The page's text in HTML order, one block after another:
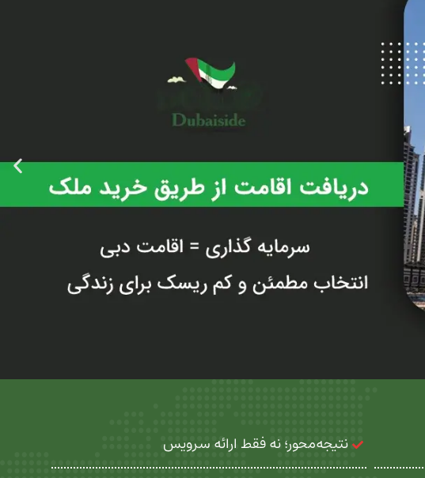
نتیجه‌محور؛ نه فقط ارائه سرویس